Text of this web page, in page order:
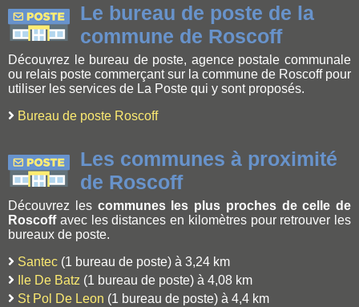
Le bureau de poste de la
commune de Roscoff
Découvrez le bureau de poste, agence postale communale
ou relais poste commerçant sur la commune de Roscoff pour
utiliser les services de La Poste qui y sont proposés.
Bureau de poste Roscoff
Les communes à proximité
de Roscoff
Découvrez les communes les plus proches de celle de
Roscoffavec les distances en kilomètres pour retrouver les
bureaux de poste.
Santec (1 bureau de poste) à 3,24 km
Ile De Batz (1 bureau de poste) à 4,08 km
St Pol De Leon (1 bureau de poste) à 4,4 km